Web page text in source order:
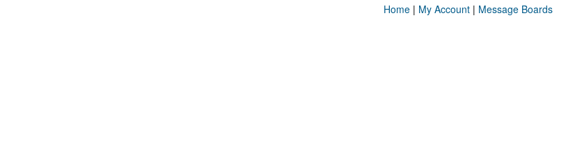
Home| My Account| Message Boards